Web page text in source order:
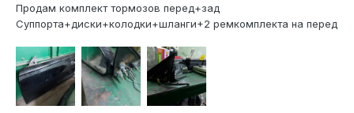
Продам комплект тормозов перед+зад
Суппорта+диски+колодки+шланги+2 ремкомплекта на перед
пустая - 1000 Зеркало правое всборе в отличном состоянии -
3000 Зеркало левое всборе заколхоженно поксиполом -
1000 Все от GT 1995 5...